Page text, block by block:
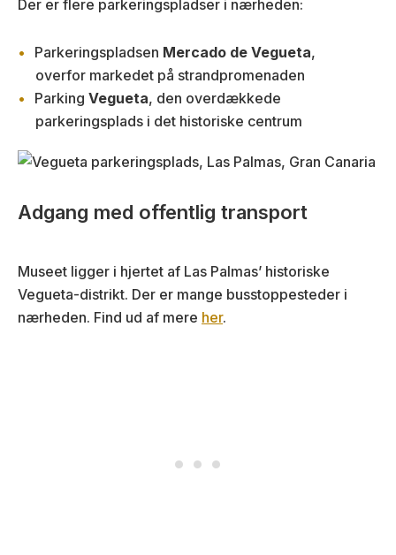
Der er flere parkeringspladser i nærheden:
Parkeringspladsen Mercado de Vegueta,
overfor markedet på strandpromenaden
Parking Vegueta, den overdækkede
parkeringsplads i det historiske centrum
Adgang med offentlig transport
Museet ligger i hjertet af Las Palmas’ historiske
Vegueta-distrikt. Der er mange busstoppesteder i
nærheden. Find ud af mere her.